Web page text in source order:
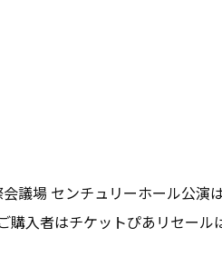
議場 センチュリーホール公演
入者はチケットぴあリセール